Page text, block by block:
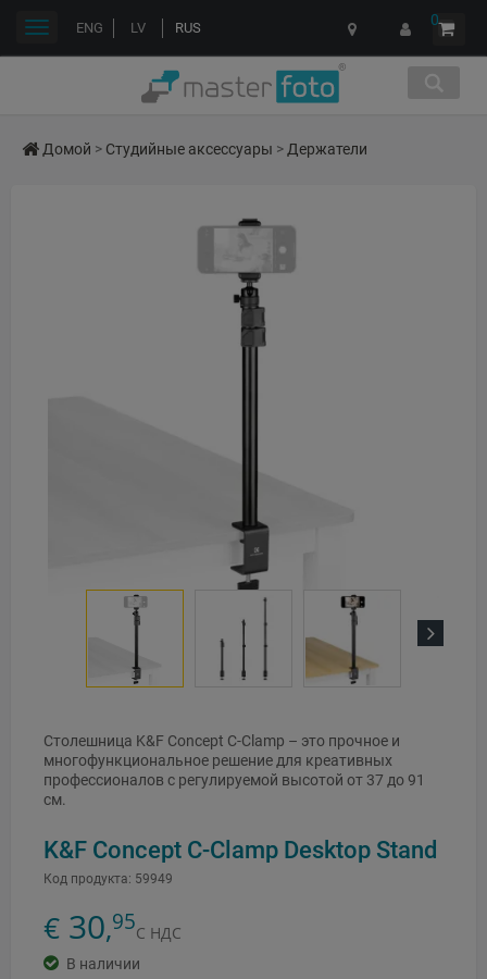
ENG LV RUS 0
Переключить
Домой > Студийные аксессуары >Держатели
Столешница K&F Concept C-Clamp – это прочное и
многофункциональное решение для креативных
профессионалов с регулируемой высотой от 37 до 91
см.
K&F Concept C-Clamp Desktop Stand
Код продукта: 59949
€ 30,95С НДС
В наличии